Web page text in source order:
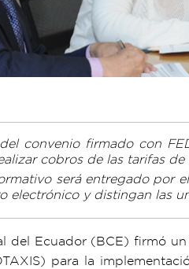
convenio firmado con
cobros de las tarifas
será entregado por
electrónico y distingan las
del Ecuador (BCE) firmó
para la